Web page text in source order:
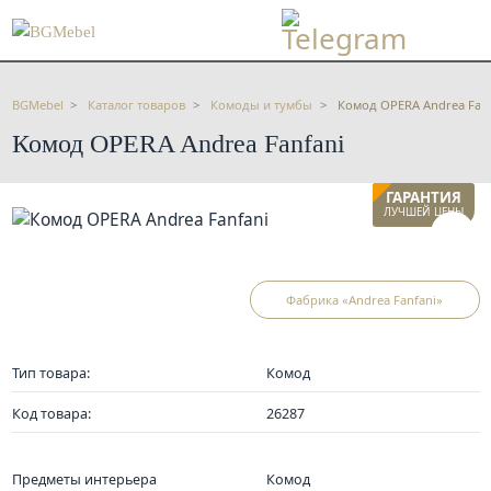
BGMebel Каталог товаров Комоды и тумбы Комод OPERA Andrea
Комод OPERA Andrea Fanfani
ГАРАНТИЯ
ЛУЧШЕЙ ЦЕНЫ
Фабрика «Andrea Fanfani»
Тип товара: Комод
Код товара: 26287
Предметы интерьера Комод